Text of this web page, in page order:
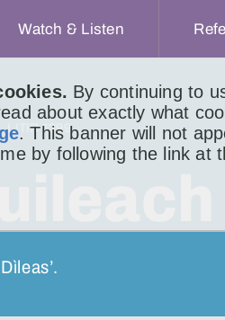
By continuing to
about exactly what
. This banner will not
by following the link at
Watch & Listen
LITIR 1399